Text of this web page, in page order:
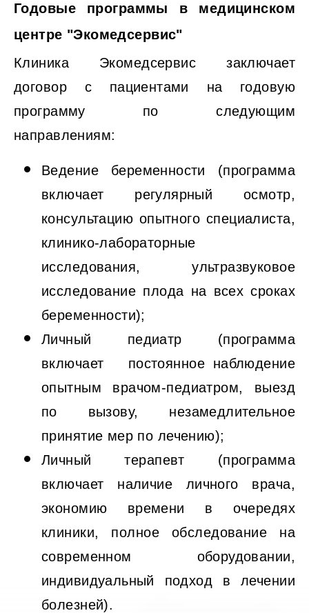
Годовые программы в медицинском
центре "Экомедсервис"
Клиника Экомедсервис заключает
договор с пациентами на годовую
программу по следующим
направлениям:
Ведение беременности (программа
включает регулярный осмотр,
консультацию опытного специалиста,
клинико-лабораторные
исследования, ультразвуковое
исследование плода на всех сроках
беременности);
Личный педиатр (программа
включает постоянное наблюдение
опытным врачом-педиатром, выезд
по вызову, незамедлительное
принятие мер по лечению);
Личный терапевт (программа
включает наличие личного врача,
экономию времени в очередях
клиники, полное обследование на
современном оборудовании,
индивидуальный подход в лечении
болезней).